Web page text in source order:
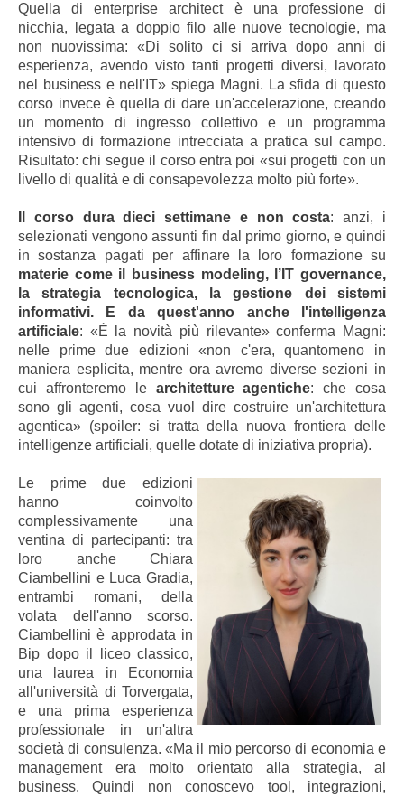
Quella di enterprise architect è una professione di
nicchia, legata a doppio filo alle nuove tecnologie, ma
non nuovissima: «Di solito ci si arriva dopo anni di
esperienza, avendo visto tanti progetti diversi, lavorato
nel business e nell'IT» spiega Magni. La sfida di questo
corso invece è quella di dare un'accelerazione, creando
un momento di ingresso collettivo e un programma
intensivo di formazione intrecciata a pratica sul campo.
Risultato: chi segue il corso entra poi «sui progetti con un
livello di qualità e di consapevolezza molto più forte».
Il corso dura dieci settimane e non costa: anzi, i
selezionati vengono assunti fin dal primo giorno, e quindi
in sostanza pagati per affinare la loro formazione su
materie come il business modeling, l’IT governance,
la strategia tecnologica, la gestione dei sistemi
informativi. E da quest'anno anche l'intelligenza
artificiale: «È la novità più rilevante» conferma Magni:
nelle prime due edizioni «non c'era, quantomeno in
maniera esplicita, mentre ora avremo diverse sezioni in
cui affronteremo le architetture agentiche: che cosa
sono gli agenti, cosa vuol dire costruire un'architettura
agentica» (spoiler: si tratta della nuova frontiera delle
intelligenze artificiali, quelle dotate di iniziativa propria).
Le prime due edizioni
hanno coinvolto
complessivamente una
ventina di partecipanti: tra
loro anche Chiara
Ciambellini e Luca Gradia,
entrambi romani, della
volata dell'anno scorso.
Ciambellini è approdata in
Bip dopo il liceo classico,
una laurea in Economia
all'università di Torvergata,
e una prima esperienza
professionale in un'altra
società di consulenza. «Ma il mio percorso di economia e
management era molto orientato alla strategia, al
business. Quindi non conoscevo tool, integrazioni,